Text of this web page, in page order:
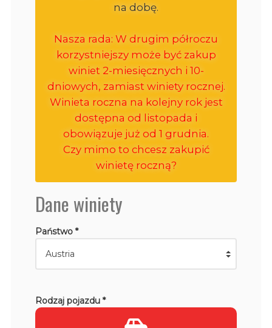
na dobę.
Nasza rada: W drugim półroczu
korzystniejszy może być zakup
winiet 2-miesięcznych i 10-
dniowych, zamiast winiety rocznej.
Winieta roczna na kolejny rok jest
dostępna od listopada i
obowiązuje już od 1 grudnia.
Czy mimo to chcesz zakupić
winietę roczną?
Dane winiety
Państwo *
Rodzaj pojazdu *